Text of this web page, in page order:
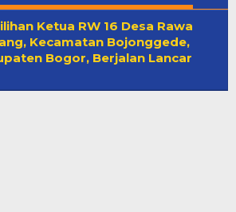
Ketua RW 16 Desa Rawa
Kecamatan Bojonggede,
Bogor, Berjalan Lancar